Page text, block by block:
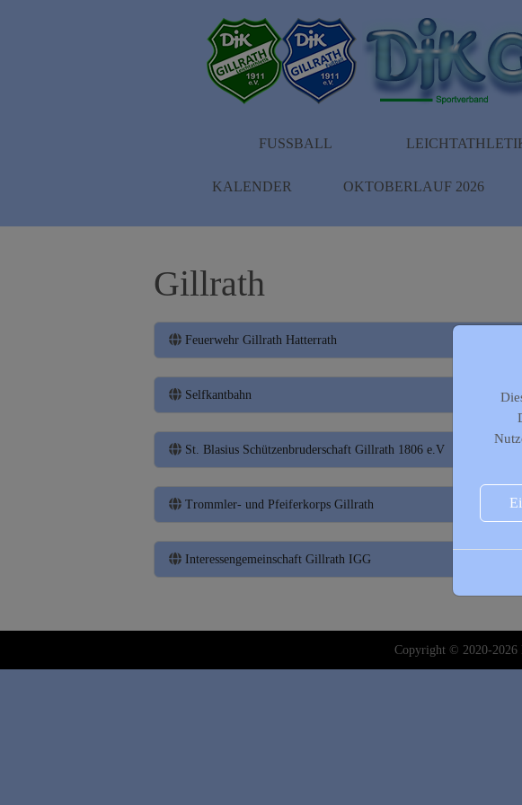
FUSSBALL
KALENDER OKTOBERLAUF 2026
Gillrath
Feuerwehr Gillrath Hatterrath
Selfkantbahn
St. Blasius Schützenbruderschaft Gillrath 1806 e.V
Trommler- und Pfeiferkorps Gillrath
Interessengemeinschaft Gillrath IGG
Copyright © 2020-2026